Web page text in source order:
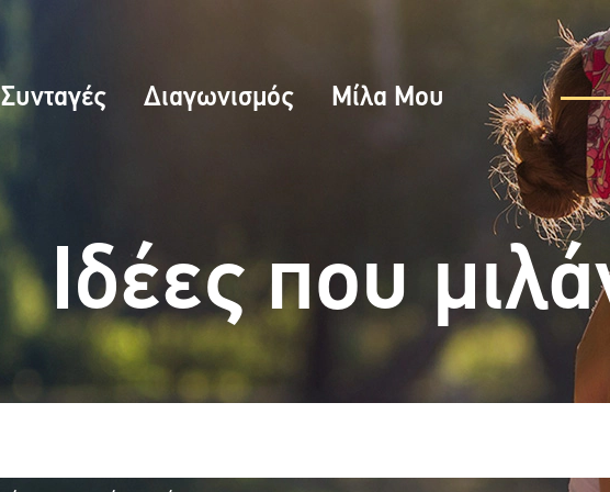
Συνταγές Διαγωνισμός Μίλα Μου
Ιδέες που